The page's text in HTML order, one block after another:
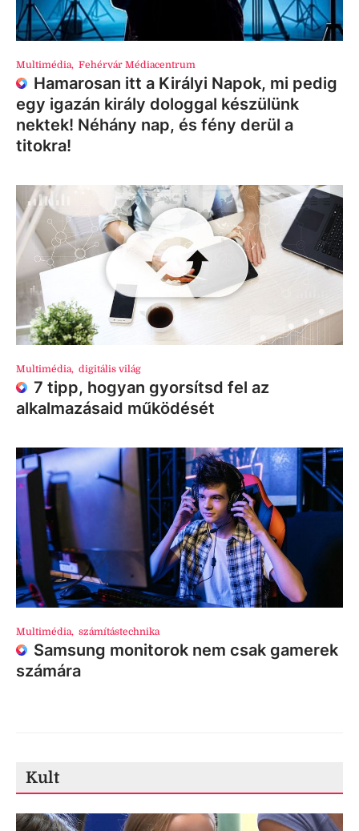
Multimédia, Fehérvár Médiacentrum
Hamarosan itt a Királyi Napok, mi pedig
egy igazán király dologgal készülünk
nektek! Néhány nap, és fény derül a
titokra!
Multimédia, digitális világ
7 tipp, hogyan gyorsítsd fel az
alkalmazásaid működését
Multimédia, számítástechnika
Samsung monitorok nem csak gamerek
számára
Kult